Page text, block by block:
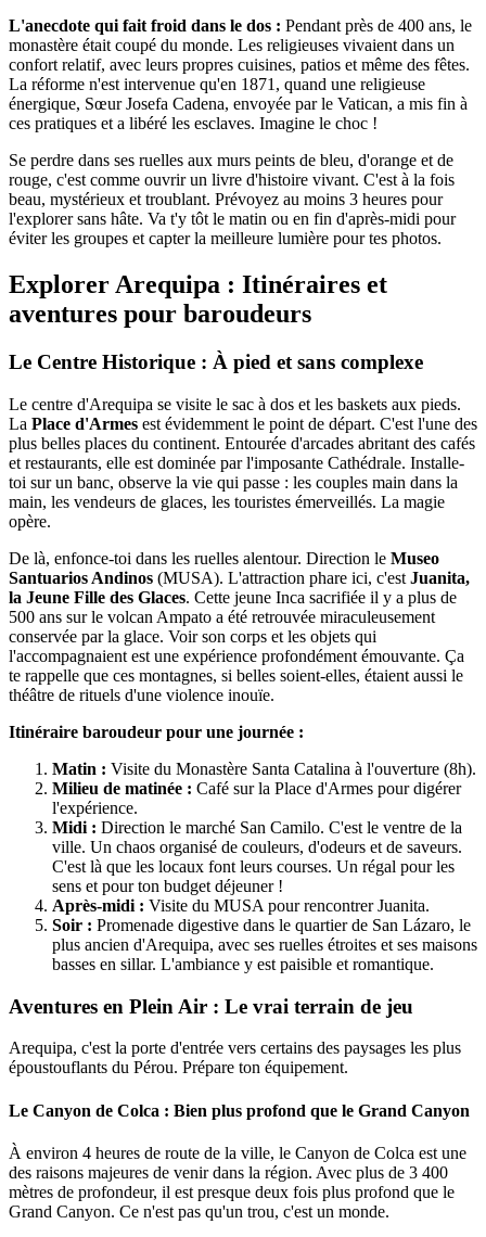
L'anecdote qui fait froid dans le dos : Pendant près de 400 ans, le
monastère était coupé du monde. Les religieuses vivaient dans un
confort relatif, avec leurs propres cuisines, patios et même des fêtes.
La réforme n'est intervenue qu'en 1871, quand une religieuse
énergique, Sœur Josefa Cadena, envoyée par le Vatican, a mis fin à
ces pratiques et a libéré les esclaves. Imagine le choc !
Se perdre dans ses ruelles aux murs peints de bleu, d'orange et de
rouge, c'est comme ouvrir un livre d'histoire vivant. C'est à la fois
beau, mystérieux et troublant. Prévoyez au moins 3 heures pour
l'explorer sans hâte. Va t'y tôt le matin ou en fin d'après-midi pour
éviter les groupes et capter la meilleure lumière pour tes photos.
Explorer Arequipa : Itinéraires et
aventures pour baroudeurs
Le Centre Historique : À pied et sans complexe
Le centre d'Arequipa se visite le sac à dos et les baskets aux pieds.
La Place d'Armes est évidemment le point de départ. C'est l'une des
plus belles places du continent. Entourée d'arcades abritant des cafés
et restaurants, elle est dominée par l'imposante Cathédrale. Installe-
toi sur un banc, observe la vie qui passe : les couples main dans la
main, les vendeurs de glaces, les touristes émerveillés. La magie
opère.
De là, enfonce-toi dans les ruelles alentour. Direction le Museo
Santuarios Andinos (MUSA). L'attraction phare ici, c'est Juanita,
la Jeune Fille des Glaces. Cette jeune Inca sacrifiée il y a plus de
500 ans sur le volcan Ampato a été retrouvée miraculeusement
conservée par la glace. Voir son corps et les objets qui
l'accompagnaient est une expérience profondément émouvante. Ça
te rappelle que ces montagnes, si belles soient-elles, étaient aussi le
théâtre de rituels d'une violence inouïe.
Itinéraire baroudeur pour une journée :
Matin : Visite du Monastère Santa Catalina à l'ouverture (8h).
Milieu de matinée : Café sur la Place d'Armes pour digérer
l'expérience.
Midi : Direction le marché San Camilo. C'est le ventre de la
ville. Un chaos organisé de couleurs, d'odeurs et de saveurs.
C'est là que les locaux font leurs courses. Un régal pour les
sens et pour ton budget déjeuner !
Après-midi : Visite du MUSA pour rencontrer Juanita.
Soir : Promenade digestive dans le quartier de San Lázaro, le
plus ancien d'Arequipa, avec ses ruelles étroites et ses maisons
basses en sillar. L'ambiance y est paisible et romantique.
Aventures en Plein Air : Le vrai terrain de jeu
Arequipa, c'est la porte d'entrée vers certains des paysages les plus
époustouflants du Pérou. Prépare ton équipement.
Le Canyon de Colca : Bien plus profond que le Grand Canyon
À environ 4 heures de route de la ville, le Canyon de Colca est une
des raisons majeures de venir dans la région. Avec plus de 3 400
mètres de profondeur, il est presque deux fois plus profond que le
Grand Canyon. Ce n'est pas qu'un trou, c'est un monde.